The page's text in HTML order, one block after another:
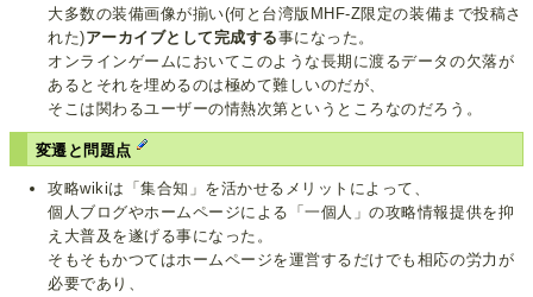
大多数の装備画像が揃い(何と台湾版MHF-Z限定の装備まで投稿さ
れた)アーカイブとして完成する事になった。
オンラインゲームにおいてこのような長期に渡るデータの欠落が
あるとそれを埋めるのは極めて難しいのだが、
そこは関わるユーザーの情熱次第というところなのだろう。
変遷と問題点
攻略wikiは「集合知」を活かせるメリットによって、
個人ブログやホームページによる「一個人」の攻略情報提供を抑
え大普及を遂げる事になった。
そもそもかつてはホームページを運営するだけでも相応の労力が
必要であり、